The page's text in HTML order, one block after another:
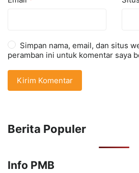
Simpan nama, email, dan situs
peramban ini untuk komentar saya
Berita Populer
Info PMB